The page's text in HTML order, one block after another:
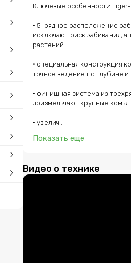
Ключевые особенности Tiger-
• 5-рядное расположение
исключают риск забивания,
растений.
• специальная конструкция
точное ведение по глубине
• финишная система из
доизмельчают крупные
• увелич...
Показать еще
Видео о технике